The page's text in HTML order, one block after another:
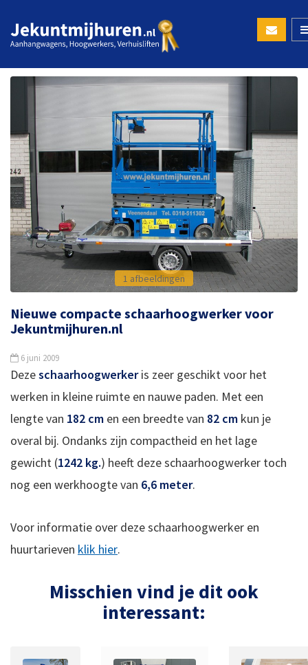
1 afbeeldingen
Nieuwe compacte schaarhoogwerker voor
Jekuntmijhuren.nl
6 juni 2009
Dezeschaarhoogwerkeris zeer geschikt voor het
werken in kleine ruimte en nauwe paden. Met een
lengte van 182 cm en een breedte van 82 cm kun je
overal bij. Ondanks zijn compactheid en het lage
gewicht (1242 kg.) heeft deze schaarhoogwerker toch
nog een werkhoogte van 6,6 meter.
Voor informatie over deze schaarhoogwerker en
huurtarieven klik hier.
Misschien vind je dit ook
interessant: